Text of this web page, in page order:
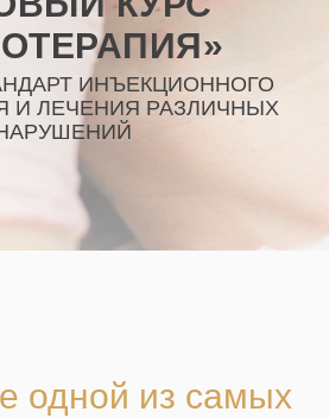
ИНЪЕКЦИОННОГО
ЛЕЧЕНИЯ РАЗЛИЧНЫХ
одной из самых